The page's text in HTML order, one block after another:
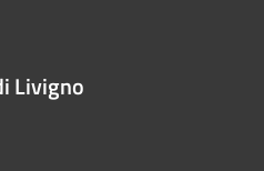
Livigno